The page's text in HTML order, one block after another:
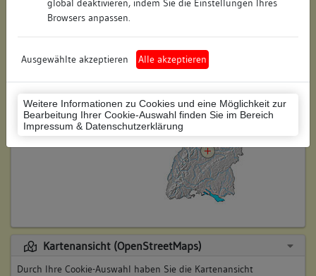
global deaktivieren, indem Sie die Einstellungen Ihres
Browsers anpassen.
Ausgewählte akzeptieren Alle akzeptieren
Weitere Informationen zu Cookies und eine Möglichkeit zur
Bearbeitung Ihrer Cookie-Auswahl finden Sie im Bereich
Impressum & Datenschutzerklärung
Wohnplatzschlüssel: 8111000044
Flurstücknummer: keine
Historischer Straßenname: keiner
keine
Lage des Wohnplatzes:
Kartenansicht (OpenStreetMaps)
Durch Ihre Cookie-Auswahl haben Sie die Kartenansicht